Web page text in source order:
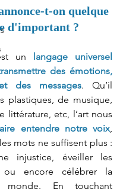
t-on quelque
d'important ?
un
langage universel
des émotions,
des messages. Qu’il
plastiques, de musique,
littérature, etc, l’art nous
entendre notre voix,
mots ne suffisent plus :
injustice, éveiller les
ou encore célébrer la
En touchant